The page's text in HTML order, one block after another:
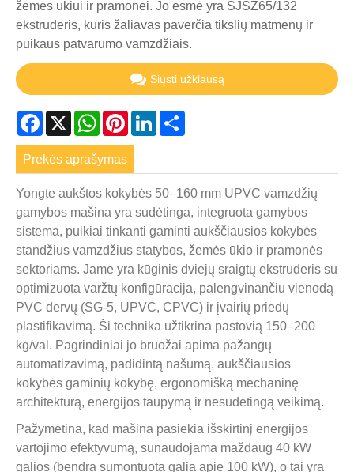
žemės ūkiui ir pramonei. Jo esmė yra SJSZ65/132
ekstruderis, kuris žaliavas paverčia tikslių matmenų ir
puikaus patvarumo vamzdžiais.
Siųsti užklausą
Facebook
X WhatsApp
PinterestLinkedIn
Prekės aprašymas
Yongte aukštos kokybės 50–160 mm UPVC vamzdžių
gamybos mašina yra sudėtinga, integruota gamybos
sistema, puikiai tinkanti gaminti aukščiausios kokybės
standžius vamzdžius statybos, žemės ūkio ir pramonės
sektoriams. Jame yra kūginis dviejų sraigtų ekstruderis su
optimizuota varžtų konfigūracija, palengvinančiu vienodą
PVC dervų (SG-5, UPVC, CPVC) ir įvairių priedų
plastifikavimą. Ši technika užtikrina pastovią 150–200
kg/val. Pagrindiniai jo bruožai apima pažangų
automatizavimą, padidintą našumą, aukščiausios
kokybės gaminių kokybę, ergonomišką mechaninę
architektūrą, energijos taupymą ir nesudėtingą veikimą.
Pažymėtina, kad mašina pasiekia išskirtinį energijos
vartojimo efektyvumą, sunaudojama maždaug 40 kW
galios (bendra sumontuota galia apie 100 kW), o tai yra